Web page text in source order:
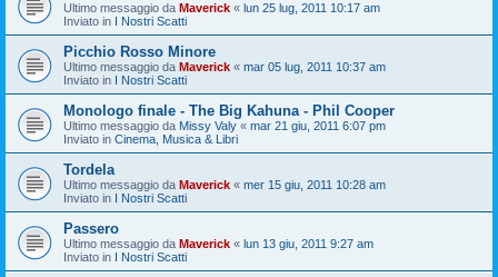
Ultimo messaggio da Maverick « lun 25 lug, 2011 10:17 am
Inviato in I Nostri Scatti
Picchio Rosso Minore
Ultimo messaggio da Maverick « mar 05 lug, 2011 10:37 am
Inviato in I Nostri Scatti
Monologo finale - The Big Kahuna - Phil Cooper
Ultimo messaggio da Missy Valy « mar 21 giu, 2011 6:07 pm
Inviato in Cinema, Musica & Libri
Tordela
Ultimo messaggio da Maverick « mer 15 giu, 2011 10:28 am
Inviato in I Nostri Scatti
Passero
Ultimo messaggio da Maverick « lun 13 giu, 2011 9:27 am
Inviato in I Nostri Scatti